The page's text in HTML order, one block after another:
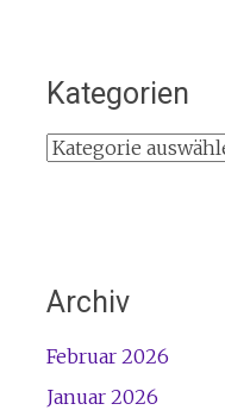
Kategorien
Kategorien
Archiv
Februar 2026
Januar 2026